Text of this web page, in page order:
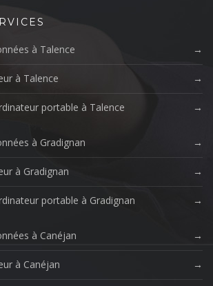
à Talence
à Talence
portable à Talence
à Gradignan
à Gradignan
portable à Gradignan
à Canéjan
à Canéjan